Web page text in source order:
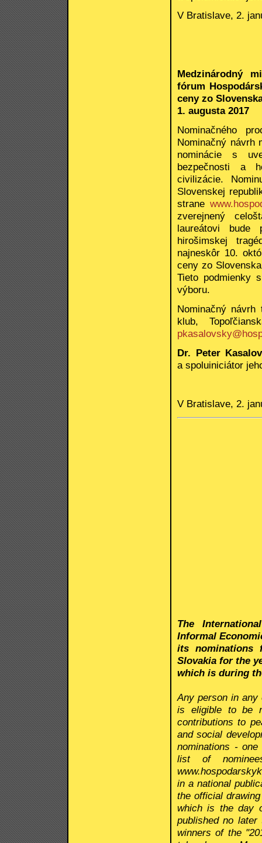
V Bratislave, 2.
Medzinárodný
fórum
ceny zo
1. augusta 2017
Nominačného
Nominačný návrh
nominácie s
bezpečnosti a
civilizácie.
Slovenskej
strane
zverejnený
laureátovi
hirošimskej
najneskôr 10.
ceny zo
Tieto podmienky
výboru.
Nominačný
klub,
Dr. Peter
a spoluiniciátor
V Bratislave,
The
Informal
its nominations
Slovakia for the
which is during
Any person in any
is eligible to be
contributions to
and social
nominations -
list of
in a national
the official
which is the day
published no
winners of the